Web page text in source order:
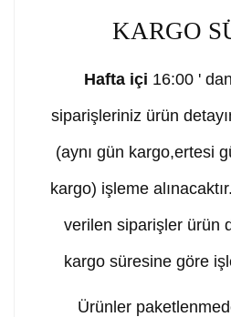
KARGO
Hafta içi 16:00 '
siparişleriniz ürün
(aynı gün kargo,ertesi
kargo) işleme
verilen siparişler ürün
kargo süresine göre
Ürünler